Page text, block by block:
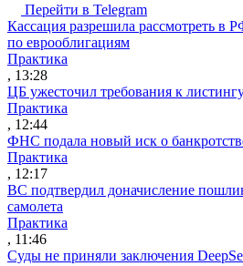
Перейти в Telegram
Кассация разрешила рассмотреть в
по еврооблигациям
Практика
, 13:28
ЦБ ужесточил требования к
Практика
, 12:44
ФНС подала новый иск о
Практика
, 12:17
ВС подтвердил доначисление
самолета
Практика
, 11:46
Суды не приняли заключения